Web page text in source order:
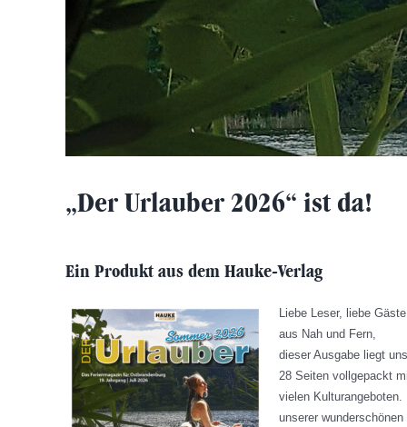
„Der Urlauber 2026“ ist da!
Ein Produkt aus dem Hauke-Verlag
Liebe Leser, liebe Gäste
aus Nah und Fern,
dieser Ausgabe liegt
28 Seiten vollgepackt
vielen
unserer wunderschönen